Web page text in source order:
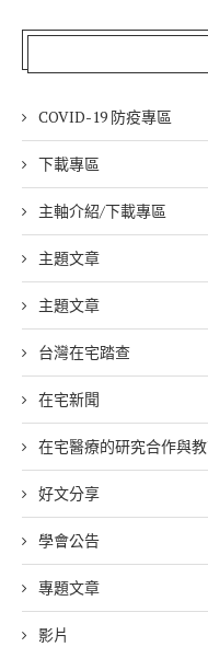
COVID-19 防疫專區
下載專區
主軸介紹/下載專區
主題文章
主題文章
台灣在宅踏查
在宅新聞
在宅醫療的研究合作與
好文分享
學會公告
專題文章
影片